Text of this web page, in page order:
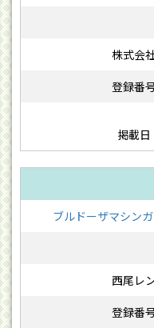
株式会
掲載
ブルドーザマシン
西尾レ